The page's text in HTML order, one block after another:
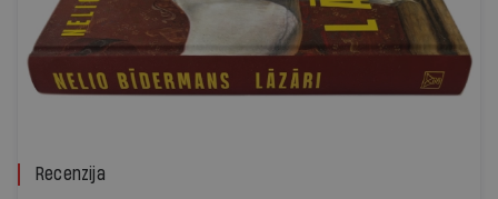
Recenzija